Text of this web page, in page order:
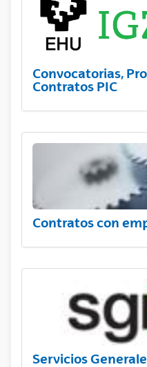
Convocatorias,
Contratos PIC
Contratos con
Servicios